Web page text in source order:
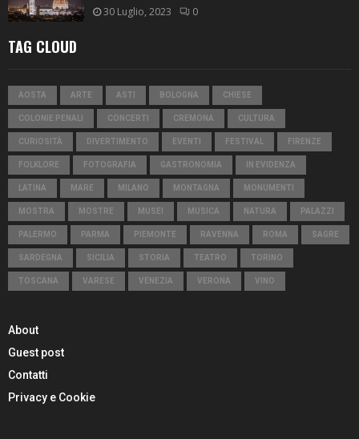
30 Luglio, 2023 0
TAG CLOUD
AOSTA ARTE ASTI BOLOGNA CHIESE
COLONIE PENALI CONCERTI CREMONA CULTURA
CURIOSITÀ DIVERTIMENTO EVENTI FESTIVAL FIRENZE
FOLKLORE FOTOGRAFIA GASTRONOMIA IN EVIDENZA
LATINA MARE MILANO MONTAGNA MONUMENTI
MOSTRA MOSTRE MUSEI MUSICA NATURA PALAZZI
PALERMO PARMA PIEMONTE RAVENNA ROMA SAGRE
SARDEGNA SICILIA STORIA TEATRO TORINO
TOSCANA VARESE VENEZIA VERONA VINO
About
Guest post
Contatti
Privacy e Cookie